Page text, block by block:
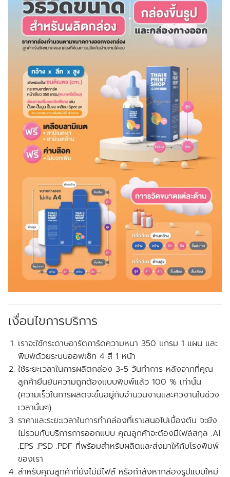
เงื่อนไขการบริการ
เราจะใช้กระดาษอาร์ตการ์ดความหนา 350 แกรม 1 แผน และ
พิมพ์ด้วยระบบออฟเซ็ท 4 สี 1 หน้า
ใช้ระยะเวลาในการผลิตกล่อง 3-5 วันทำการ หลังจากที่คุณ
ลูกค้ายืนยันความถูกต้องแบบพิมพ์แล้ว 100 % เท่านั้น
(ความเร็วในการผลิตจะขึ้นอยู่กับจำนวนงานและคิวงานในช่วง
เวลานั้นๆ)
ราคาและระยะเวลาในการทำกล่องที่เราเสนอไปเบื้องต้น จะยัง
ไม่รวมกับบริการการออกแบบ คุณลูกค้าจะต้องมีไฟล์สกุล .AI
.EPS .PSD .PDF ที่พร้อมสำหรับผลิตและส่งมาให้กับโรงพิมพ์
ของเรา
สำหรับคุณลูกค้าที่ยังไม่มีไฟล์ หรือกำลังหากล่องรูปแบบใหม่